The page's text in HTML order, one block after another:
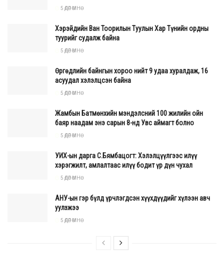
5 ӨДӨР ӨМНӨ
Хэрэйдийн Ван Тоорилын Туулын Хар Түнийн ордны
туурийг судалж байна
5 ӨДӨР ӨМНӨ
Өргөдлийн байнгын хороо нийт 9 удаа хуралдаж, 16
асуудал хэлэлцсэн байна
5 ӨДӨР ӨМНӨ
Жамбын Батмөнхийн мэндэлсний 100 жилийн ойн
баяр наадам энэ сарын 8-нд Увс аймагт болно
5 ӨДӨР ӨМНӨ
УИХ-ын дарга С.Бямбацогт: Хэлэлцүүлгээс илүү
хэрэгжилт, амлалтаас илүү бодит үр дүн чухал
5 ӨДӨР ӨМНӨ
АНУ-ын гэр бүлд үрчлэгдсэн хүүхдүүдийг хүлээн авч
уулзжээ
5 ӨДӨР ӨМНӨ